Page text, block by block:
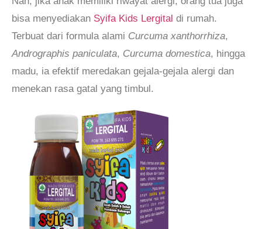
bisa menyediakan Syifa Kids Lergital di rumah.
Terbuat dari formula alami Curcuma xanthorrhiza,
Andrographis paniculata, Curcuma domestica, hingga
madu, ia efektif meredakan gejala-gejala alergi dan
menekan rasa gatal yang timbul.